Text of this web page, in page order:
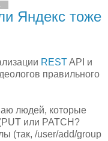
Яндекс тоже
RESTAPI и
правильного
людей, которые
или PATCH?
(так, /user/add/group